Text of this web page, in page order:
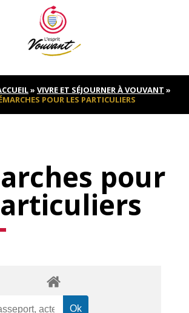
» VIVRE ET SÉJOURNER À VOUVANT »
POUR LES PARTICULIERS
pour